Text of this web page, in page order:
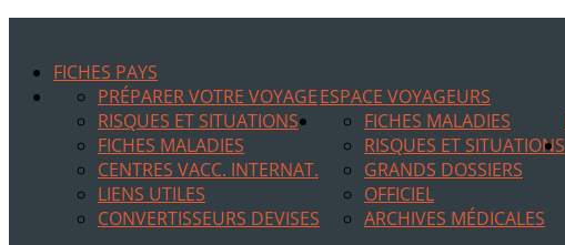
FICHES PAYS
ESPACE VOYAGEURS
PRÉPARER VOTRE VOYAGE
RISQUES ET SITUATIONS
FICHES MALADIES
CENTRES VACC. INTERNAT.
LIENS UTILES
CONVERTISSEURS DEVISES
FICHES MALADIES
RISQUES ET SITUATIONS
GRANDS DOSSIERS
OFFICIEL
ARCHIVES MÉDICALES